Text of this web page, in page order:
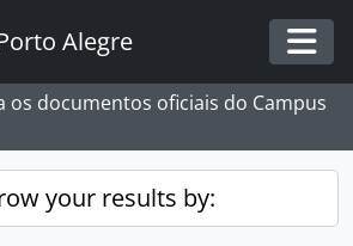
Alegre
os documentos oficiais do Campus
your results by: